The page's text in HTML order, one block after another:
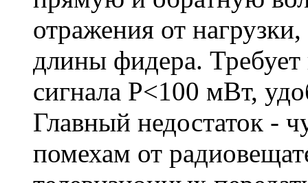
отражения от
длины фидера.
сигнала Р<100 мВт,
Главный недостаток -
помехам от